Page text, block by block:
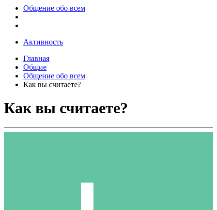
Общение обо всем
Активность
Главная
Общие
Общение обо всем
Как вы считаете?
Как вы считаете?